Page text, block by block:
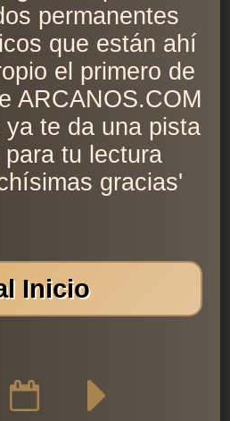
permanentes
que están ahí
el primero de
ARCANOS.COM
te da una pista
tu lectura
gracias'
Inicio